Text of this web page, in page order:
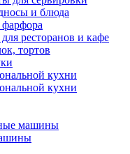
и блюда
фарфора
ресторанов и кафе
тортов
кухни
кухни
машины